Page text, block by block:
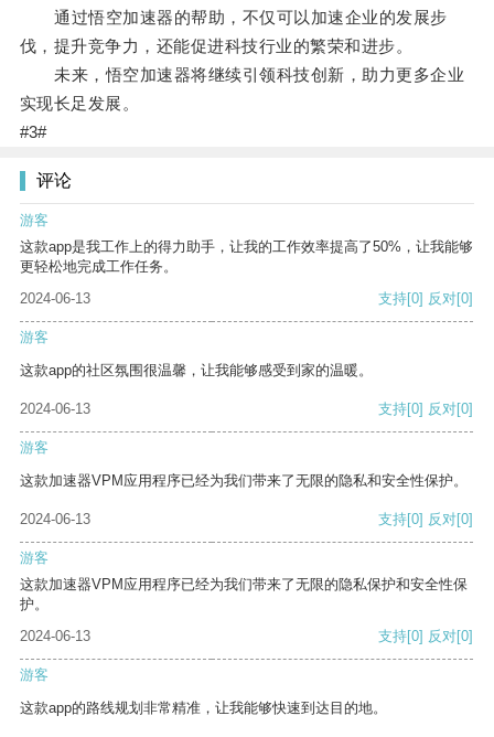
通过悟空加速器的帮助，不仅可以加速企业的发展步
伐，提升竞争力，还能促进科技行业的繁荣和进步。
未来，悟空加速器将继续引领科技创新，助力更多企业
实现长足发展。
#3#
评论
游客
这款app是我工作上的得力助手，让我的工作效率提高了50%，让我能够
更轻松地完成工作任务。
2024-06-13
支持[0] 反对[0]
游客
这款app的社区氛围很温馨，让我能够感受到家的温暖。
2024-06-13 支持[0] 反对[0]
游客
这款加速器VPM应用程序已经为我们带来了无限的隐私和安全性保护。
2024-06-13 支持[0] 反对[0]
游客
这款加速器VPM应用程序已经为我们带来了无限的隐私保护和安全性保
护。
2024-06-13
支持[0] 反对[0]
游客
这款app的路线规划非常精准，让我能够快速到达目的地。